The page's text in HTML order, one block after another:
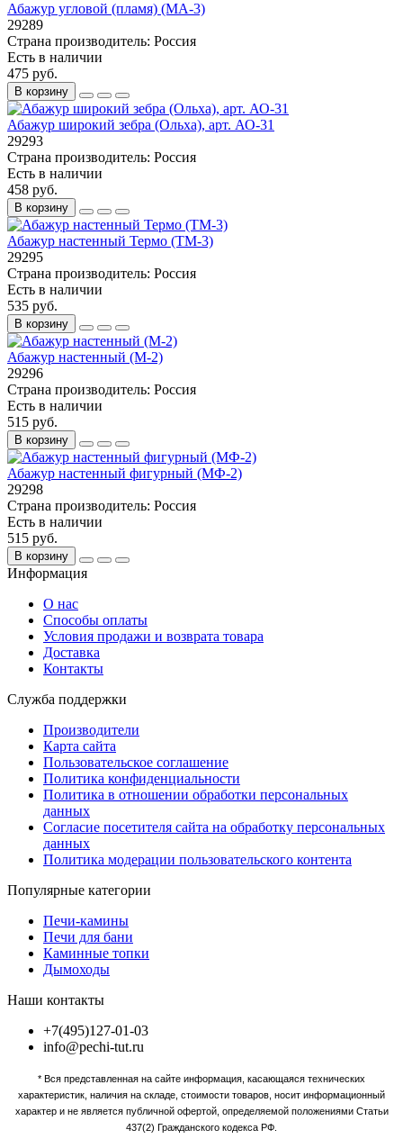
Абажур угловой (пламя) (МА-3)
29289
Страна производитель: Россия
Есть в наличии
475 руб.
В корзину
Абажур широкий зебра (Ольха), арт. АО-31
29293
Страна производитель: Россия
Есть в наличии
458 руб.
В корзину
Абажур настенный Термо (ТМ-3)
29295
Страна производитель: Россия
Есть в наличии
535 руб.
В корзину
Абажур настенный (М-2)
29296
Страна производитель: Россия
Есть в наличии
515 руб.
В корзину
Абажур настенный фигурный (МФ-2)
29298
Страна производитель: Россия
Есть в наличии
515 руб.
В корзину
Информация
О нас
Способы оплаты
Условия продажи и возврата товара
Доставка
Контакты
Служба поддержки
Производители
Карта сайта
Пользовательское соглашение
Политика конфиденциальности
Политика в отношении обработки персональных
данных
Согласие посетителя сайта на обработку персональных
данных
Политика модерации пользовательского контента
Популярные категории
Печи-камины
Печи для бани
Каминные топки
Дымоходы
Наши контакты
+7(495)127-01-03
info@pechi-tut.ru
* Вся представленная на сайте информация, касающаяся технических
характеристик, наличия на складе, стоимости товаров, носит информационный
характер и не является публичной офертой, определяемой положениями Статьи
437(2) Гражданского кодекса РФ.